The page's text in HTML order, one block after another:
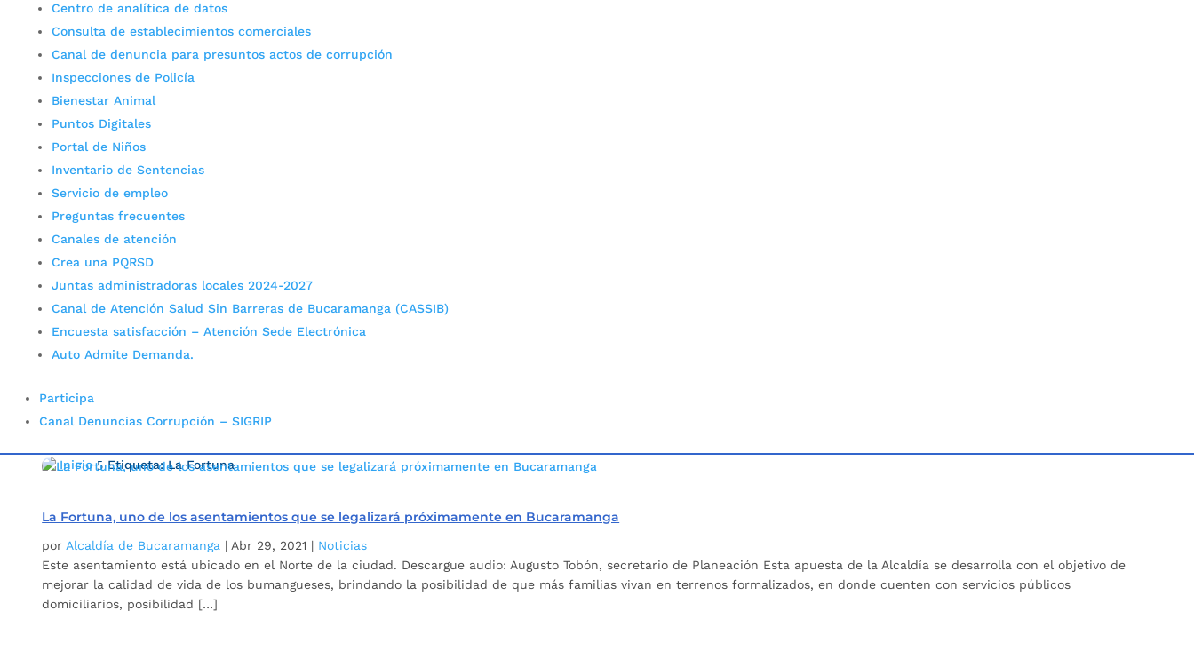
Centro de analítica de datos
Consulta de establecimientos comerciales
Canal de denuncia para presuntos actos de corrupción
Inspecciones de Policía
Bienestar Animal
Puntos Digitales
Portal de Niños
Inventario de Sentencias
Servicio de empleo
Preguntas frecuentes
Canales de atención
Crea una PQRSD
Juntas administradoras locales 2024-2027
Canal de Atención Salud Sin Barreras de Bucaramanga (CASSIB)
Encuesta satisfacción – Atención Sede Electrónica
Auto Admite Demanda.
Participa
Canal Denuncias Corrupción – SIGRIP
Inicio 5 Etiqueta: La Fortuna
La Fortuna, uno de los asentamientos que se legalizará próximamente en Bucaramanga
por Alcaldía de Bucaramanga | Abr 29, 2021 | Noticias
Este asentamiento está ubicado en el Norte de la ciudad. Descargue audio: Augusto Tobón, secretario de Planeación Esta apuesta de la Alcaldía se desarrolla con el objetivo de
mejorar la calidad de vida de los bumangueses, brindando la posibilidad de que más familias vivan en terrenos formalizados, en donde cuenten con servicios públicos
domiciliarios, posibilidad […]